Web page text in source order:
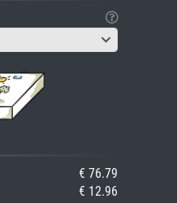
€ 76.79
€ 12.96